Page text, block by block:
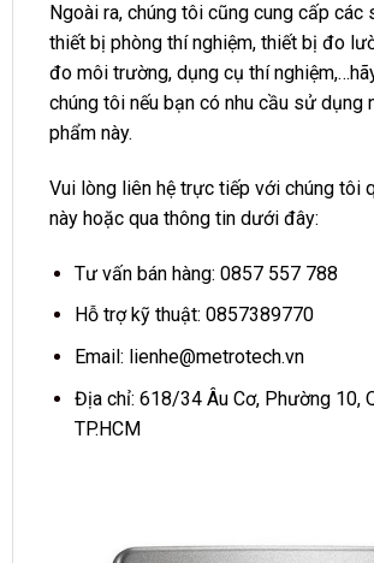
Ngoài ra, chúng tôi cũng cung cấp các
thiết bị phòng thí nghiệm, thiết bị đo
đo môi trường, dụng cụ thí
chúng tôi nếu bạn có nhu cầu sử dụng
phẩm này.
Vui lòng liên hệ trực tiếp với chúng tôi
này hoặc qua thông tin dưới đây:
Tư vấn bán hàng: 0857 557 788
Hỗ trợ kỹ thuật: 0857389770
Email: lienhe@metrotech.vn
Địa chỉ: 618/34 Âu Cơ, Phường 10,
TP.HCM